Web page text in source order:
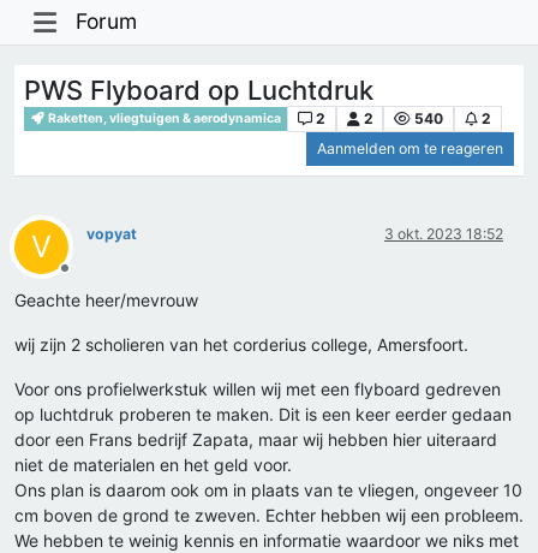
Forum
PWS Flyboard op Luchtdruk
Raketten, vliegtuigen & aerodynamica 2 2 540
2
Aanmelden om te reageren
V
Offline
vopyat 3 okt. 2023 18:52
Geachte heer/mevrouw
wij zijn 2 scholieren van het corderius college, Amersfoort.
Voor ons profielwerkstuk willen wij met een flyboard gedreven
op luchtdruk proberen te maken. Dit is een keer eerder gedaan
door een Frans bedrijf Zapata, maar wij hebben hier uiteraard
niet de materialen en het geld voor.
Ons plan is daarom ook om in plaats van te vliegen, ongeveer 10
cm boven de grond te zweven. Echter hebben wij een probleem.
We hebben te weinig kennis en informatie waardoor we niks met